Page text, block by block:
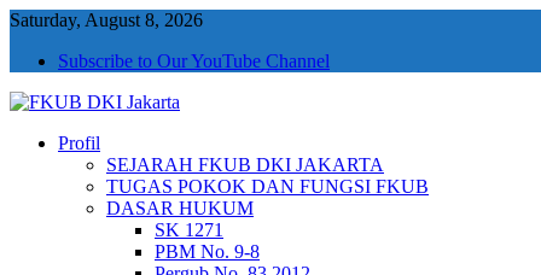
Saturday, August 8, 2026
Subscribe to Our YouTube Channel
FKUB DKI Jakarta
Jakarta Aman, Jakarta Damai dan Rukun
Profil
SEJARAH FKUB DKI JAKARTA
TUGAS POKOK DAN FUNGSI FKUB
DASAR HUKUM
SK 1271
PBM No. 9-8